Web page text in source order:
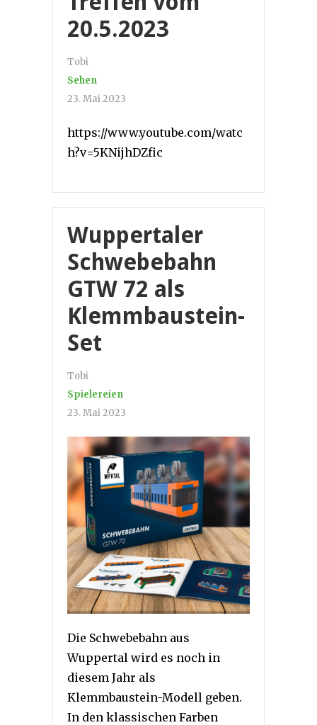
20.5.2023
Tobi
Sehen
23. Mai 2023
https://www.youtube.com/watc
h?v=5KNijhDZfic
Wuppertaler
Schwebebahn
GTW 72 als
Klemmbaustein-
Set
Tobi
Spielereien
23. Mai 2023
Die Schwebebahn aus
Wuppertal wird es noch in
diesem Jahr als
Klemmbaustein-Modell geben.
In den klassischen Farben